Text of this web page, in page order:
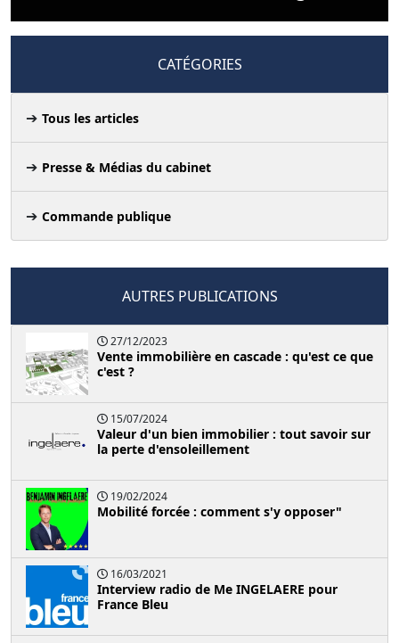
CATÉGORIES
Tous les articles
Presse & Médias du cabinet
Commande publique
AUTRES PUBLICATIONS
27/12/2023
Vente immobilière en cascade : qu'est ce que
c'est ?
15/07/2024
Valeur d'un bien immobilier : tout savoir sur
la perte d'ensoleillement
19/02/2024
Mobilité forcée : comment s'y opposer"
16/03/2021
Interview radio de Me INGELAERE pour
France Bleu